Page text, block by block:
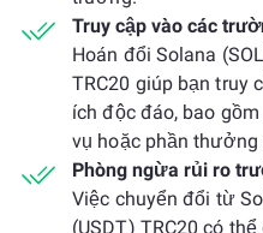
Truy cập vào các
Hoán đổi Solana
TRC20 giúp bạn truy
ích độc đáo, bao
vụ hoặc phần thưởng
Phòng ngừa rủi ro
Việc chuyển đổi từ
(USDT) TRC20 có